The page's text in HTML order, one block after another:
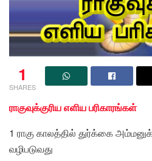
1
SHARES
ராகுவுக்குரிய எளிய பரிகாரங்கள்
1 ராகு காலத்தில் துர்க்கை
வழிபடுவது